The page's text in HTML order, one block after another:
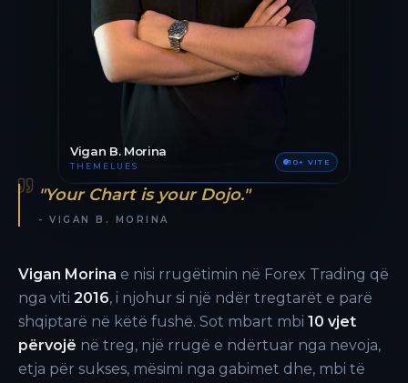
Vigan B. Morina
THEMELUES 10+ VITE
"Your Chart is your Dojo."
- VIGAN B. MORINA
Vigan Morina e nisi rrugëtimin në Forex Trading që
nga viti 2016, i njohur si një ndër tregtarët e parë
shqiptarë në këtë fushë. Sot mbart mbi 10 vjet
përvojë në treg, një rrugë e ndërtuar nga nevoja,
etja për sukses, mësimi nga gabimet dhe, mbi të